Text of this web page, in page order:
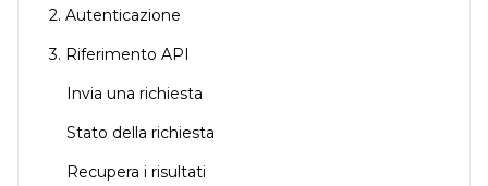
2. Autenticazione
3. Riferimento API
Invia una richiesta
Stato della richiesta
Recupera i risultati